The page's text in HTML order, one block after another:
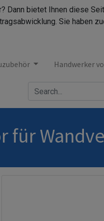
Dann bietet Ihnen diese
Sie haben
Handwerker
für